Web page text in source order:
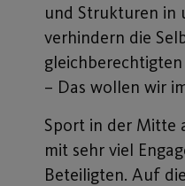
und Strukturen in
verhindern die
– Das wollen wir
Sport in der Mitte
mit sehr viel
Beteiligten. Auf